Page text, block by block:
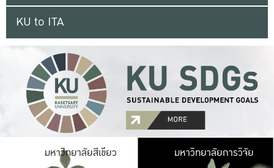
KU to ITA
มหาวิทยาลัยสีเขียว มหาวิ
มหาวิทยาลัยการวิจัย